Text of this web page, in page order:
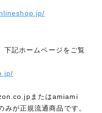
下記ホームページをご覧
またはamiami
みが正規流通商品です。